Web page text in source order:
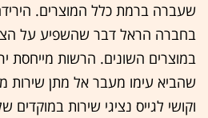
שעברה ברמת כלל המוצרים.
בחברה הראל דבר שהשפיע על
במוצרים השונים. הרשות מייחסת
שהביא עימו מעבר אל מתן שירות
וקושי לגייס נציגי שירות